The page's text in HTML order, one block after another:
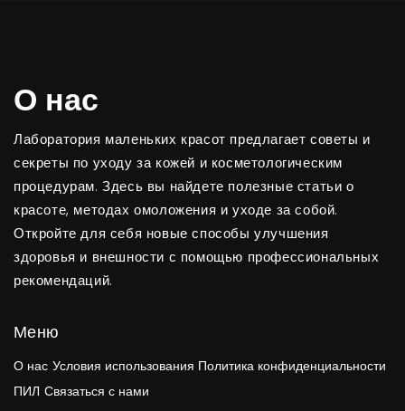
О нас
Лаборатория маленьких красот предлагает советы и
секреты по уходу за кожей и косметологическим
процедурам. Здесь вы найдете полезные статьи о
красоте, методах омоложения и уходе за собой.
Откройте для себя новые способы улучшения
здоровья и внешности с помощью профессиональных
рекомендаций.
Меню
О нас Условия использования Политика конфиденциальности
ПИЛ Связаться с нами